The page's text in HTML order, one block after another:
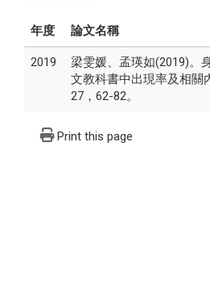
年度 論文名稱
2019
梁雯媛、孟瑛如(2019)。
文教科書中出現率及相關
27，62-82。
Print this page